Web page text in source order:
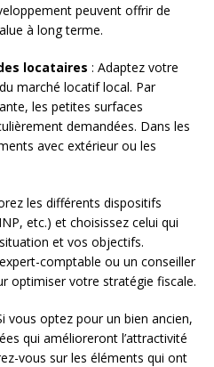
peuvent offrir de
à long terme.
locataires : Adaptez votre
marché locatif local. Par
les petites surfaces
demandées. Dans les
avec extérieur ou les
les différents dispositifs
etc.) et choisissez celui qui
et vos objectifs.
comptable ou un conseiller
optimiser votre stratégie fiscale.
vous optez pour un bien ancien,
qui amélioreront l’attractivité
vous sur les éléments qui ont